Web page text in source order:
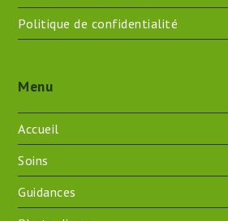
Politique de confidentialité
Menu
Accueil
Soins
Guidances